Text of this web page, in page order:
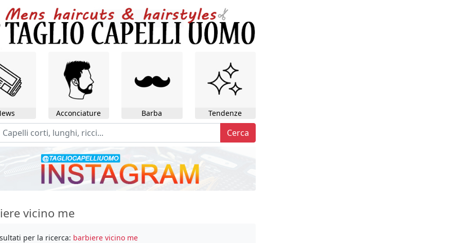
Acconciature Barba Tendenze
Cerca
vicino me
per la ricerca: barbiere vicino me